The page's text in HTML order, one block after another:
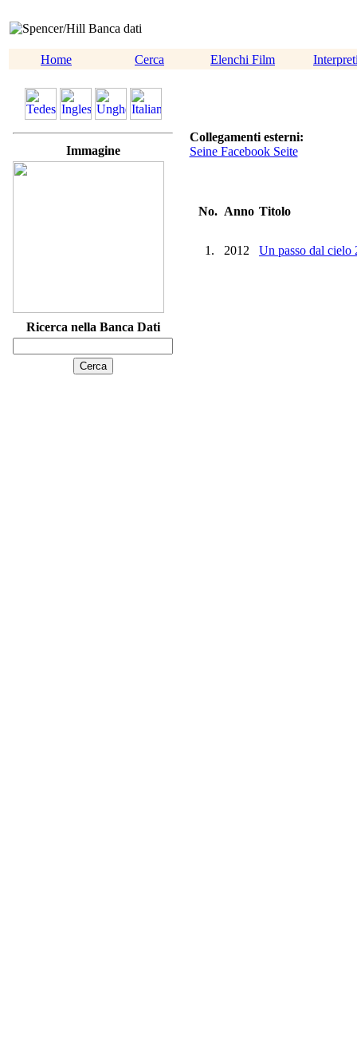
Home Cerca Elenchi Film
Immagine
Ricerca nella Banca Dati
Collegamenti esterni:
Seine Facebook Seite
No. Anno Titolo
1. 2012 Un passo dal